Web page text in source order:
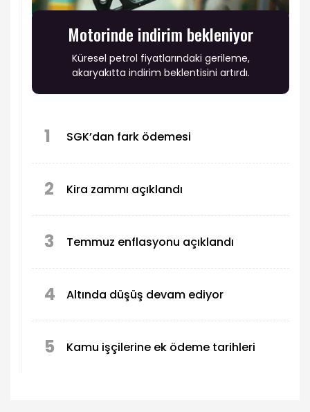
Motorinde indirim bekleniyor
Küresel petrol fiyatlarındaki gerileme,
akaryakıtta indirim beklentisini artırdı.
1 SGK’dan fark ödemesi
2 Kira zammı açıklandı
3 Temmuz enflasyonu açıklandı
4 Altında düşüş devam ediyor
5 Kamu işçilerine ek ödeme tarihleri